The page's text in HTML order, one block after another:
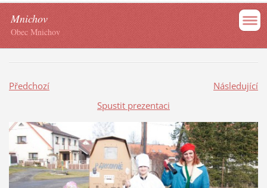
Mnichov
Obec Mnichov
Předchozí
Následující
Spustit prezentaci